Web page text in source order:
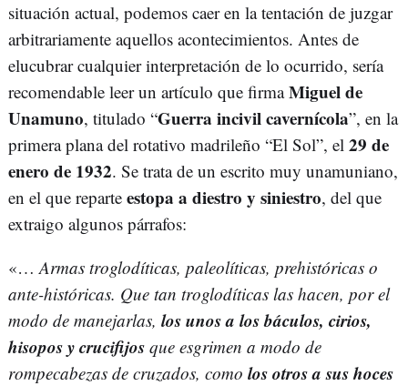
situación actual, podemos caer en la tentación de juzgar
arbitrariamente aquellos acontecimientos. Antes de
elucubrar cualquier interpretación de lo ocurrido, sería
recomendable leer un artículo que firmaMiguel de
Unamuno, titulado “Guerra incivil cavernícola”, en la
primera plana del rotativo madrileño “El Sol”, el 29 de
enero de 1932. Se trata de un escrito muy unamuniano,
en el que reparte estopa a diestro y siniestro, del que
extraigo algunos párrafos:
«…Armas troglodíticas, paleolíticas, prehistóricas o
ante-históricas. Que tan troglodíticas las hacen, por el
modo de manejarlas, los unos a los báculos, cirios,
hisopos y crucifijos que esgrimen a modo de
rompecabezas de cruzados, como los otros a sus hoces